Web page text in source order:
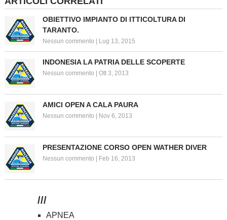
OBIETTIVO IMPIANTO DI ITTICOLTURA DI
TARANTO.
Nessun commento Lug 13, 2015
INDONESIA LA PATRIA DELLE SCOPERTE
Nessun commento Ott 3, 2013
AMICI OPEN A CALA PAURA
Nessun commento Nov 6, 2013
PRESENTAZIONE CORSO OPEN WATHER DIVER
Nessun commento Feb 16, 2013
///
APNEA